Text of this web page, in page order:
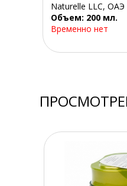
Naturelle LLC, ОАЭ
Объем: 200 мл.
Временно нет